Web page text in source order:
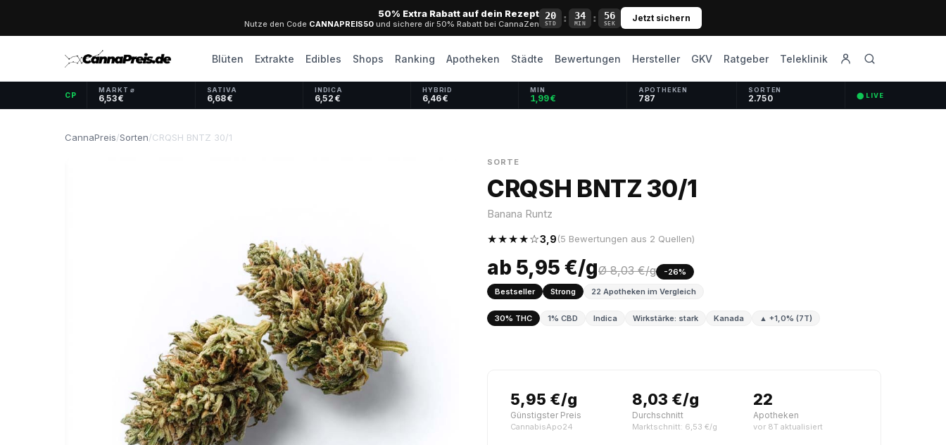
50% Extra Rabatt auf dein Rezept
Nutze den Code CANNAPREIS50 und sichere dir 50% Rabatt bei CannaZen
20
STD : 34
MIN : 55
SEK Jetzt sichern
Blüten Extrakte Edibles Shops Ranking Apotheken Städte Bewertungen Hersteller GKV Ratgeber Teleklinik
CP
MARKT ⌀
6,53 €
SATIVA
6,68 €
INDICA
6,52 €
HYBRID
6,46 €
MIN
1,99 €
APOTHEKEN
787
SORTEN
2.750 ⬤ LIVE
CannaPreis/Sorten/CRQSH BNTZ 30/1
SORTE
CRQSH BNTZ 30/1
Banana Runtz
★★★★☆3,9(5 Bewertungen aus 2 Quellen)
ab 5,95 €/gØ 8,03 €/g
-26%
Bestseller
Strong 22 Apotheken im Vergleich
30% THC 1% CBD Indica Wirkstärke: stark Kanada ▲ +1,0% (7T)
5,95 €/g
Günstigster Preis
CannabisApo24
8,03 €/g
Durchschnitt
Marktschnitt: 6,53 €/g
22
Apotheken
vor 8T aktualisiert